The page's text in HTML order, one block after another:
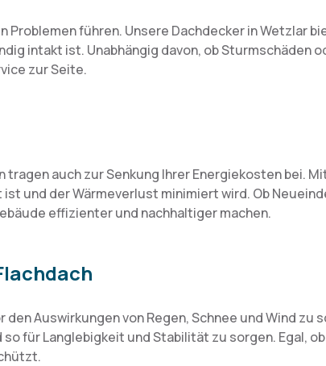
führen. Unsere Dachdecker in Wetzlar
intakt ist. Unabhängig davon, ob Sturmschäden
zur Seite.
auch zur Senkung Ihrer Energiekosten bei.
und der Wärmeverlust minimiert wird. Ob
effizienter und nachhaltiger machen.
Auswirkungen von Regen, Schnee und Wind zu
für Langlebigkeit und Stabilität zu sorgen. Egal,